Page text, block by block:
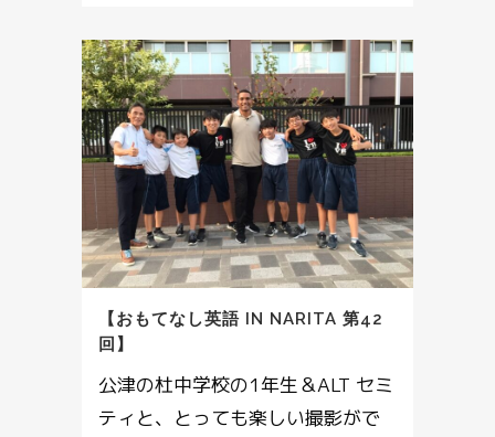
【おもてなし英語 IN NARITA 第42
回】
公津の杜中学校の1年生＆ALT セミ
ティと、とっても楽しい撮影がで